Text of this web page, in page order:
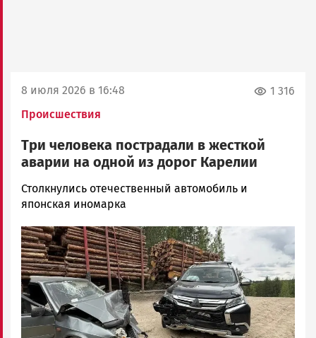
8 июля 2026 в 16:48
Происшествия
1 316
Три человека пострадали в жесткой
аварии на одной из дорог Карелии
Наталья
Колоко…
Петрозаводска
и
Карелии
|
Петрозаводск
ГОВОРИТ
Столкнулись отечественный автомобиль и
японская иномарка
Image